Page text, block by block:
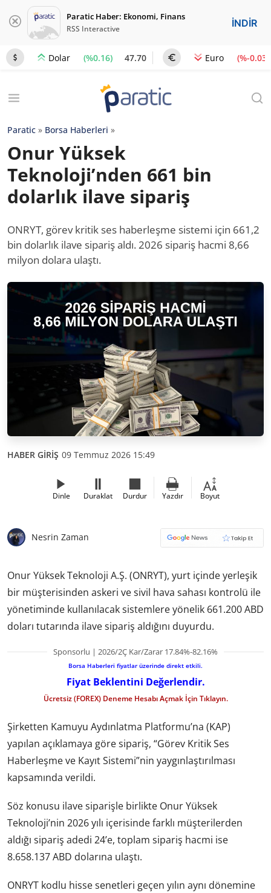
Paratic Haber: Ekonomi, Finans
RSS Interactive İNDİR
Dolar (%0.16) 47.70 Euro (%-0.03)
Paratic » Borsa Haberleri »
Onur Yüksek
Teknoloji’nden 661 bin
dolarlık ilave sipariş
ONRYT, görev kritik ses haberleşme sistemi için 661,2
bin dolarlık ilave sipariş aldı. 2026 sipariş hacmi 8,66
milyon dolara ulaştı.
HABER GİRİŞ 09 Temmuz 2026 15:49
Dinle Duraklat Durdur Yazdır Boyut
Nesrin Zaman
Onur Yüksek Teknoloji A.Ş. (ONRYT), yurt içinde yerleşik
bir müşterisinden askeri ve sivil hava sahası kontrolü ile
yönetiminde kullanılacak sistemlere yönelik 661.200 ABD
doları tutarında ilave sipariş aldığını duyurdu.
Sponsorlu | 2026/2Ç Kar/Zarar 17.84%-82.16%
Borsa Haberleri fiyatlar üzerinde direkt etkili.
Fiyat Beklentini Değerlendir.
Ücretsiz (FOREX) Deneme Hesabı Açmak İçin Tıklayın.
Şirketten Kamuyu Aydınlatma Platformu’na (KAP)
yapılan açıklamaya göre sipariş, “Görev Kritik Ses
Haberleşme ve Kayıt Sistemi”nin yaygınlaştırılması
kapsamında verildi.
Söz konusu ilave siparişle birlikte Onur Yüksek
Teknoloji’nin 2026 yılı içerisinde farklı müşterilerden
aldığı sipariş adedi 24’e, toplam sipariş hacmi ise
8.658.137 ABD dolarına ulaştı.
ONRYT kodlu hisse senetleri geçen yılın aynı dönemine